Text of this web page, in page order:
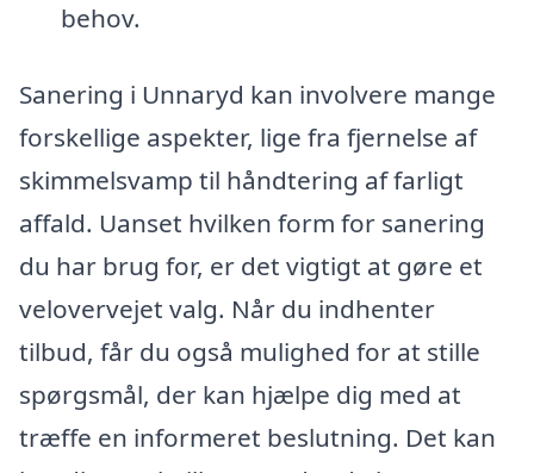
behov.
Sanering i Unnaryd kan involvere mange
forskellige aspekter, lige fra fjernelse af
skimmelsvamp til håndtering af farligt
affald. Uanset hvilken form for sanering
du har brug for, er det vigtigt at gøre et
velovervejet valg. Når du indhenter
tilbud, får du også mulighed for at stille
spørgsmål, der kan hjælpe dig med at
træffe en informeret beslutning. Det kan